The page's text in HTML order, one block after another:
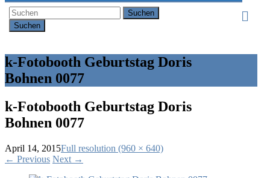
Suchen
k-Fotobooth Geburtstag Doris
Bohnen 0077
k-Fotobooth Geburtstag Doris
Bohnen 0077
April 14, 2015Full resolution (960 × 640)
← Previous Next →